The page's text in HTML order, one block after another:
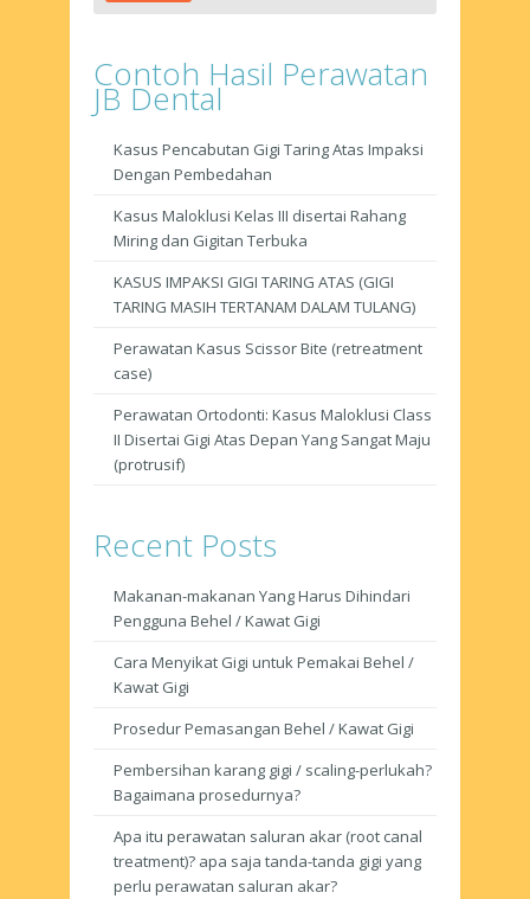
Contoh Hasil Perawatan
JB Dental
Kasus Pencabutan Gigi Taring Atas Impaksi
Dengan Pembedahan
Kasus Maloklusi Kelas III disertai Rahang
Miring dan Gigitan Terbuka
KASUS IMPAKSI GIGI TARING ATAS (GIGI
TARING MASIH TERTANAM DALAM TULANG)
Perawatan Kasus Scissor Bite (retreatment
case)
Perawatan Ortodonti: Kasus Maloklusi Class
II Disertai Gigi Atas Depan Yang Sangat Maju
(protrusif)
Recent Posts
Makanan-makanan Yang Harus Dihindari
Pengguna Behel / Kawat Gigi
Cara Menyikat Gigi untuk Pemakai Behel /
Kawat Gigi
Prosedur Pemasangan Behel / Kawat Gigi
Pembersihan karang gigi / scaling-perlukah?
Bagaimana prosedurnya?
Apa itu perawatan saluran akar (root canal
treatment)? apa saja tanda-tanda gigi yang
perlu perawatan saluran akar?